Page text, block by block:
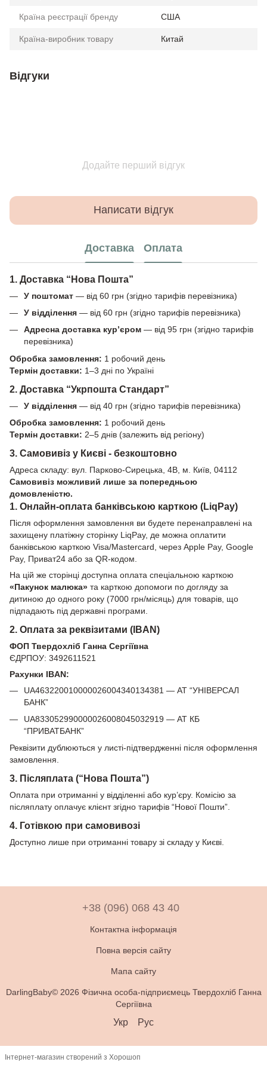
Країна реєстрації бренду США
Країна-виробник товару Китай
Відгуки
Додайте перший відгук
Написати відгук
Доставка Оплата
1. Доставка “Нова Пошта”
У поштомат — від 60 грн (згідно тарифів перевізника)
У відділення — від 60 грн (згідно тарифів перевізника)
Адресна доставка кур’єром — від 95 грн (згідно тарифів
перевізника)
Обробка замовлення: 1 робочий день
Термін доставки: 1–3 дні по Україні
2. Доставка “Укрпошта Стандарт”
У відділення — від 40 грн (згідно тарифів перевізника)
Обробка замовлення: 1 робочий день
Термін доставки: 2–5 днів (залежить від регіону)
3. Самовивіз у Києві - безкоштовно
Адреса складу: вул. Парково-Сирецька, 4В, м. Київ, 04112
Самовивіз можливий лише за попередньою
домовленістю.
1. Онлайн-оплата банківською карткою (LiqPay)
Після оформлення замовлення ви будете перенаправлені на
захищену платіжну сторінку LiqPay, де можна оплатити
банківською карткою Visa/Mastercard, через Apple Pay, Google
Pay, Приват24 або за QR-кодом.
На цій же сторінці доступна оплата спеціальною карткою
«Пакунок малюка» та карткою допомоги по догляду за
дитиною до одного року (7000 грн/місяць) для товарів, що
підпадають під державні програми.
2. Оплата за реквізитами (IBAN)
ФОП Твердохліб Ганна Сергіївна
ЄДРПОУ: 3492611521
Рахунки IBAN:
UA463220010000026004340134381 — АТ “УНІВЕРСАЛ
БАНК”
UA833052990000026008045032919 — АТ КБ
“ПРИВАТБАНК”
Реквізити дублюються у листі-підтвердженні після оформлення
замовлення.
3. Післяплата (“Нова Пошта”)
Оплата при отриманні у відділенні або кур’єру. Комісію за
післяплату оплачує клієнт згідно тарифів “Нової Пошти”.
4. Готівкою при самовивозі
Доступно лише при отриманні товару зі складу у Києві.
+38 (096) 068 43 40
Контактна інформація
Повна версія сайту
Мапа сайту
DarlingBaby© 2026 Фізична особа-підприємець Твердохліб Ганна
Сергіївна
Укр Рус
Інтернет-магазин створений з Хорошоп